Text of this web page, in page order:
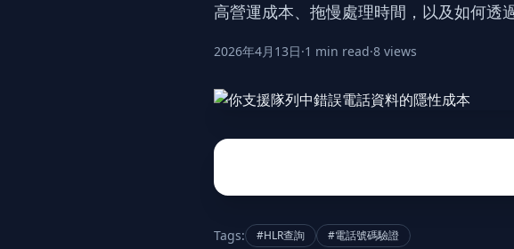
高營運成本、拖慢處理時間，以及如何透
2026年4月13日·1 min read·8 views
Tags: #HLR查詢 #電話號碼驗證